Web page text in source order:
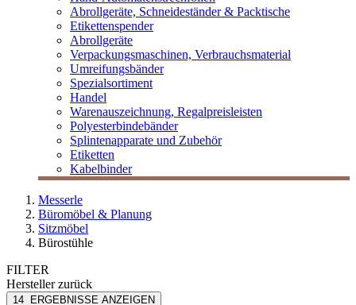
Abrollgeräte, Schneideständer & Packtische
Etikettenspender
Abrollgeräte
Verpackungsmaschinen, Verbrauchsmaterial
Umreifungsbänder
Spezialsortiment
Handel
Warenauszeichnung, Regalpreisleisten
Polyesterbindebänder
Splintenapparate und Zubehör
Etiketten
Kabelbinder
Messerle
Büromöbel & Planung
Sitzmöbel
Bürostühle
FILTER
Herstellerzurück
Interstuhl
14 ERGEBNISSE ANZEIGEN